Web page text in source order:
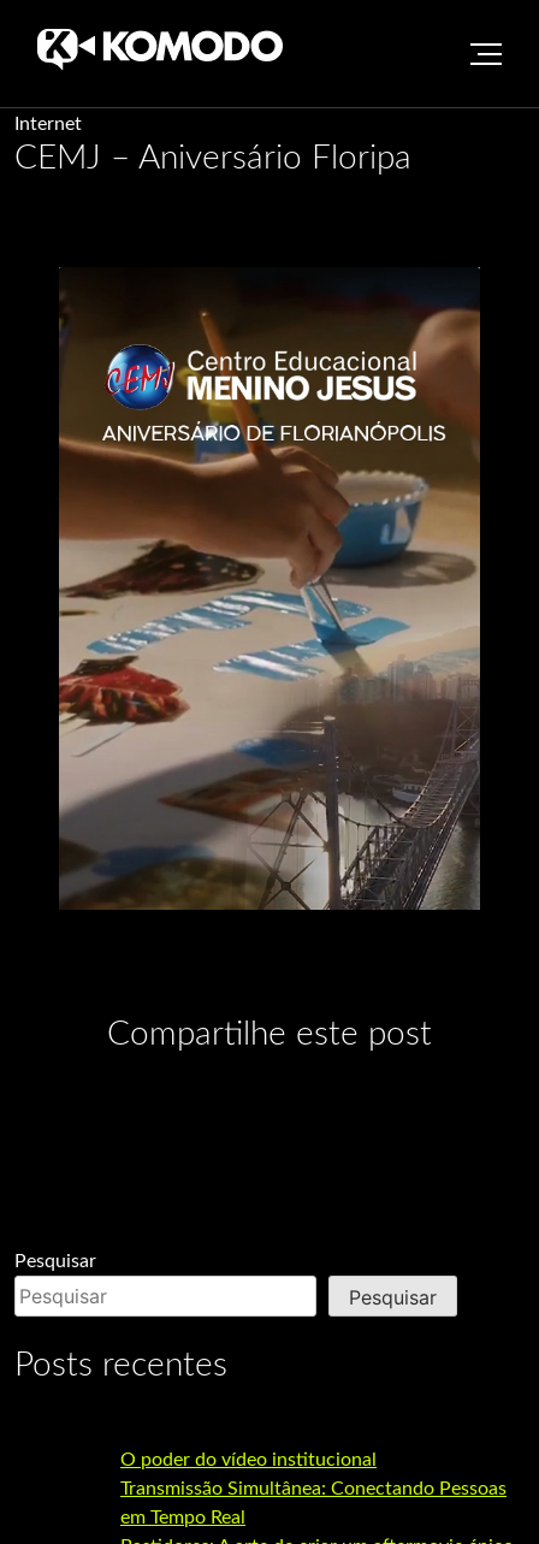
Skip
to
Internet
CEMJ – Aniversário Floripa
Compartilhe este post
Pesquisar
Pesquisar
Posts recentes
O poder do vídeo institucional
Transmissão Simultânea: Conectando Pessoas
em Tempo Real